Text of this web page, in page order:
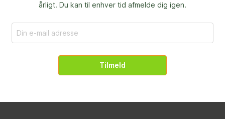
årligt. Du kan til enhver tid afmelde dig igen.
Tilmeld